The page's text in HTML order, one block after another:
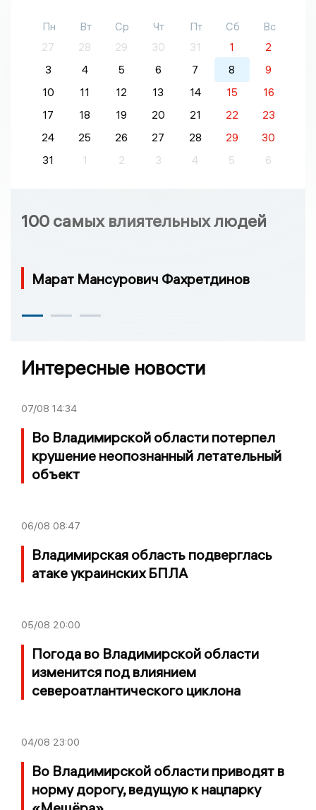
Пн Вт Ср Чт Пт Сб
Вс
27
28 29 30 31 1
2
3
4 5 6 7 8
9
10
11 12 13 14 15
16
17
18 19 20 21 22
23
24
25 26 27 28 29
30
31
1 2 3 4 5 6
100 самых влиятельных людей
Марат Мансурович Фахретдинов
Интересные новости
07/08 14:34
Во Владимирской области потерпел
крушение неопознанный летательный
объект
06/08 08:47
Владимирская область подверглась
атаке украинских БПЛА
05/08 20:00
Погода во Владимирской области
изменится под влиянием
североатлантического циклона
04/08 23:00
Во Владимирской области приводят в
норму дорогу, ведущую к нацпарку